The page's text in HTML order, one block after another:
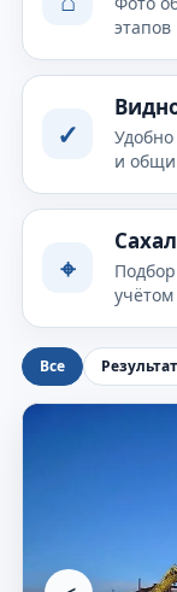
✓
и
⌖
учётом
Все Результат